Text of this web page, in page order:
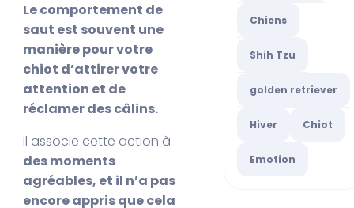
Le comportement de
saut est souvent une
manière pour votre
chiot d’attirer votre
attention et de
réclamer des câlins.
Il associe cette action à
des moments
agréables, et il n’a pas
encore appris que cela
Chiens
Shih Tzu
golden retriever
Hiver Chiot
Emotion